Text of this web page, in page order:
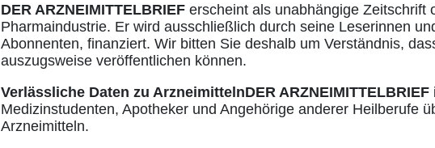
DER ARZNEIMITTELBRIEF erscheint als unabhängige Zeitschrift
Pharmaindustrie. Er wird ausschließlich durch seine Leserinnen
Abonnenten, finanziert. Wir bitten Sie deshalb um Verständnis,
auszugsweise veröffentlichen können.
Verlässliche Daten zu ArzneimittelnDER ARZNEIMITTELBRIEF
Medizinstudenten, Apotheker und Angehörige anderer Heilberufe
Arzneimitteln.